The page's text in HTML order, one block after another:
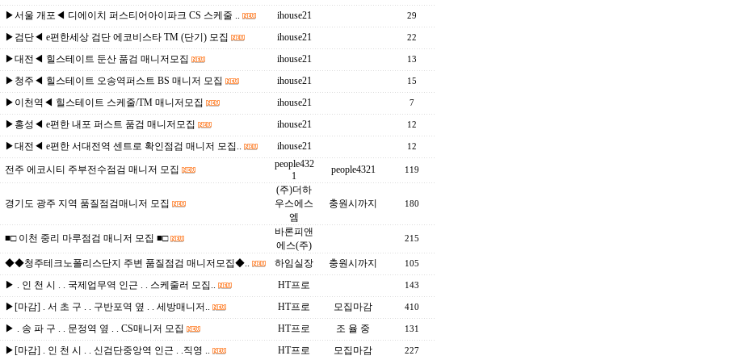
▶서울 개포◀ 디에이치 퍼스티어아이파크 CS 스케줄 .. ihouse21 29
▶검단◀ e편한세상 검단 에코비스타 TM (단기) 모집 ihouse21 22
▶대전◀ 힐스테이트 둔산 품검 매니저모집 ihouse21 13
▶청주◀ 힐스테이트 오송역퍼스트 BS 매니저 모집 ihouse21 15
▶이천역◀ 힐스테이트 스케줄/TM 매니저모집 ihouse21 7
▶홍성◀ e편한 내포 퍼스트 품검 매니저모집 ihouse21 12
▶대전◀ e편한 서대전역 센트로 확인점검 매니저 모집.. ihouse21 12
전주 에코시티 주부전수점검 매니저 모집
people432
1
people4321 119
경기도 광주 지역 품질점검매니저 모집
(주)더하
우스에스
엠
충원시까지 180
■□ 이천 중리 마루점검 매니저 모집 ■□
바론피앤
에스(주)
215
◆◆청주테크노폴리스단지 주변 품질점검 매니저모집◆.. 하임실장 충원시까지 105
▶ . 인 천 시 . . 국제업무역 인근 . . 스케줄러 모집.. HT프로 143
▶[마감] . 서 초 구 . . 구반포역 옆 . . 세방매니저.. HT프로 모집마감 410
▶ . 송 파 구 . . 문정역 옆 . . CS매니저 모집 HT프로 조 율 중 131
▶[마감] . 인 천 시 . . 신검단중앙역 인근 . .직영 .. HT프로 모집마감 227